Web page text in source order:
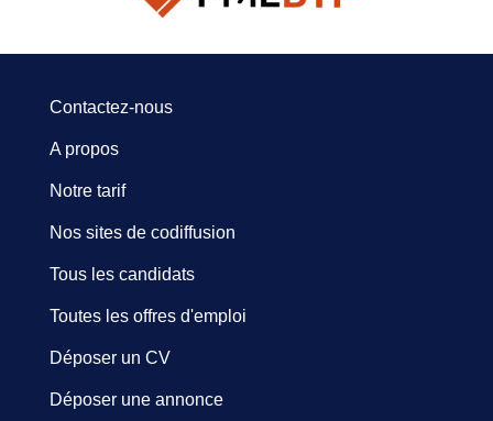
Contactez-nous
A propos
Notre tarif
Nos sites de codiffusion
Tous les candidats
Toutes les offres d'emploi
Déposer un CV
Déposer une annonce